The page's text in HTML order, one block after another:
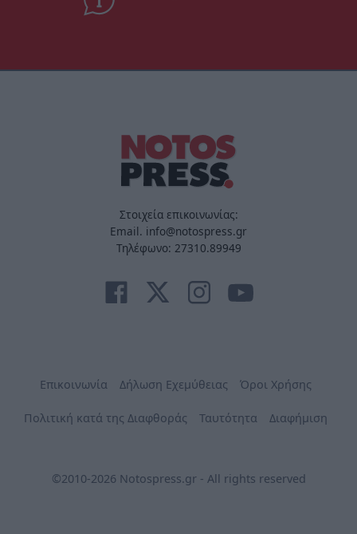
Στοιχεία επικοινωνίας:
Email. info@notospress.gr
Τηλέφωνο: 27310.89949
Επικοινωνία Δήλωση Εχεμύθειας Όροι Χρήσης
Πολιτική κατά της Διαφθοράς Ταυτότητα Διαφήμιση
©2010-2026 Notospress.gr - All rights reserved